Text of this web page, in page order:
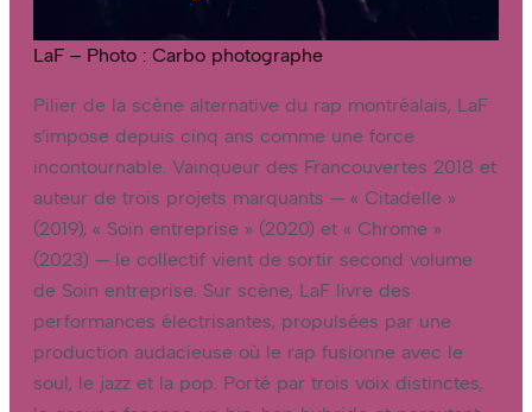
LaF – Photo : Carbo photographe
Pilier de la scène alternative du rap montréalais, LaF
s’impose depuis cinq ans comme une force
incontournable. Vainqueur des Francouvertes 2018 et
auteur de trois projets marquants — « Citadelle »
(2019), « Soin entreprise » (2020) et « Chrome »
(2023) — le collectif vient de sortir second volume
de Soin entreprise. Sur scène, LaF livre des
performances électrisantes, propulsées par une
production audacieuse où le rap fusionne avec le
soul, le jazz et la pop. Porté par trois voix distinctes,